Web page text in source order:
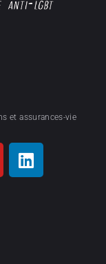
et assurances-vie